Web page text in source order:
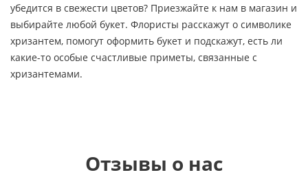
убедится в свежести цветов? Приезжайте к нам в магазин и
выбирайте любой букет. Флористы расскажут о символике
хризантем, помогут оформить букет и подскажут, есть ли
какие-то особые счастливые приметы, связанные с
хризантемами.
Отзывы о нас